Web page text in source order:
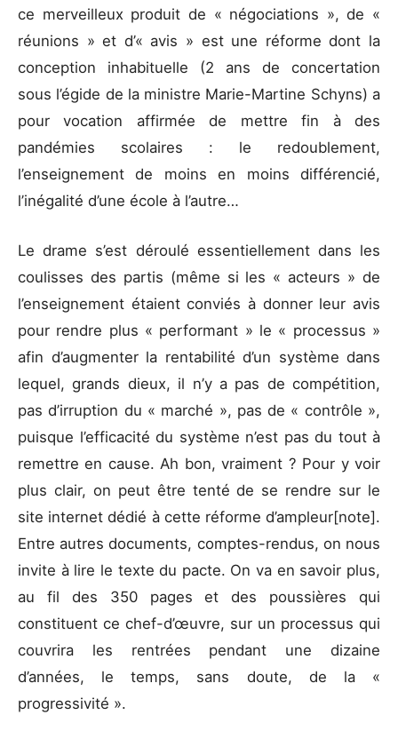
ce merveilleux produit de « négociations », de «
réunions » et d’« avis » est une réforme dont la
conception inhabituelle (2 ans de concertation
sous l’égide de la ministre Marie-Martine Schyns) a
pour vocation affirmée de mettre fin à des
pandémies scolaires : le redoublement,
l’enseignement de moins en moins différencié,
l’inégalité d’une école à l’autre…
Le drame s’est déroulé essentiellement dans les
coulisses des partis (même si les « acteurs » de
l’enseignement étaient conviés à donner leur avis
pour rendre plus « performant » le « processus »
afin d’augmenter la rentabilité d’un système dans
lequel, grands dieux, il n’y a pas de compétition,
pas d’irruption du « marché », pas de « contrôle »,
puisque l’efficacité du système n’est pas du tout à
remettre en cause. Ah bon, vraiment ? Pour y voir
plus clair, on peut être tenté de se rendre sur le
site internet dédié à cette réforme d’ampleur[note].
Entre autres documents, comptes-rendus, on nous
invite à lire le texte du pacte. On va en savoir plus,
au fil des 350 pages et des poussières qui
constituent ce chef-d’œuvre, sur un processus qui
couvrira les rentrées pendant une dizaine
d’années, le temps, sans doute, de la «
progressivité ».